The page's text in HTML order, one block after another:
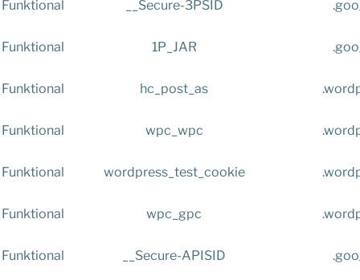
Funktional __Secure-3PSID
Funktional 1P_JAR
Funktional hc_post_as
Funktional wpc_wpc
Funktional wordpress_test_cookie
Funktional wpc_gpc
Funktional __Secure-APISID